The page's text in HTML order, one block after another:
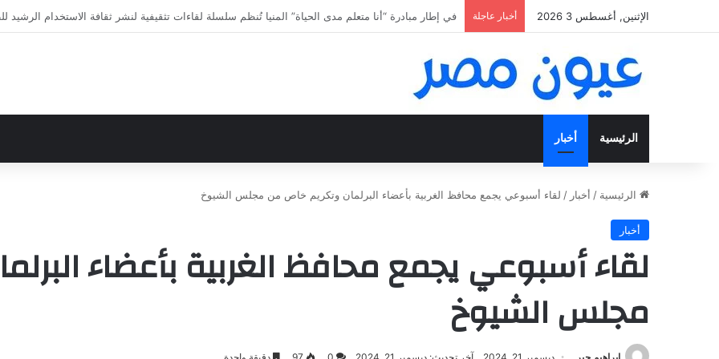
الإثنين, أغسطس 3 2026 أخبار عاجلة «فتح عينك كويس».. اعثر على الاختلافات الخمس خلال 11 ثانية فقط
الرئيسية أخبار
الرئيسية / أخبار / لقاء أسبوعي يجمع محافظ الغربية بأعضاء البرلمان وتكريم خاص من مجلس الشيوخ
أخبار
لقاء أسبوعي يجمع محافظ الغربية بأعضاء
مجلس الشيوخ